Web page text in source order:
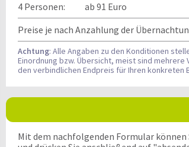
4 Personen:
ab 91 Euro
Preise je nach Anzahlung der
Achtung: Alle Angaben zu den Konditionen
Einordnung bzw. Übersicht, meist sind
den verbindlichen Endpreis für Ihren konkreten
Mit dem nachfolgenden Formular